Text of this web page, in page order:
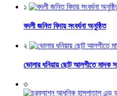
১
বদলী জনিত বিদায় সংবর্ধনা অনুষ্ঠিত
২
ভোলার ধনিয়ায় ছোট আলগীতে মাদক
৩